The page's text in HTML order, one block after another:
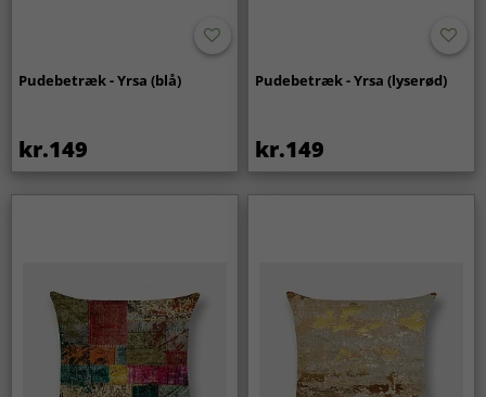
Pudebetræk - Yrsa (blå)
kr.149
Pudebetræk - Yrsa (lyserød)
kr.149